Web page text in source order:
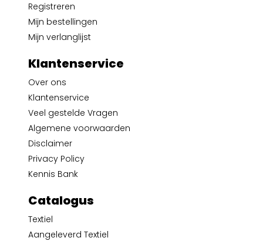
Registreren
Mijn bestellingen
Mijn verlanglijst
Klantenservice
Over ons
Klantenservice
Veel gestelde Vragen
Algemene voorwaarden
Disclaimer
Privacy Policy
Kennis Bank
Catalogus
Textiel
Aangeleverd Textiel